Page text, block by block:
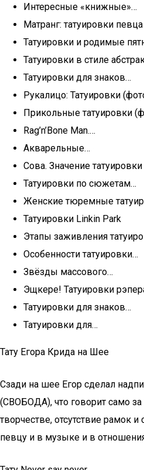
Интересные «книжные»…
Матранг: татуировки певца
Татуировки и родимые
Татуировки в стиле
Татуировки для знаков…
Рукалицо: Татуировки
Прикольные татуировки
Rag’n’Bone Man.…
Акварельные…
Сова. Значение татуировки
Татуировки по сюжетам…
Женские тюремные
Татуировки Linkin Park
Этапы заживления
Особенности татуировки…
Звёзды массового…
Эщкере! Татуировки
Татуировки для знаков…
Татуировки для…
Тату Егора Крида на Шее
Сзади на шее Егор сделал
(СВОБОДА), что говорит само
творчестве, отсутствие рамок
певцу и в музыке и в